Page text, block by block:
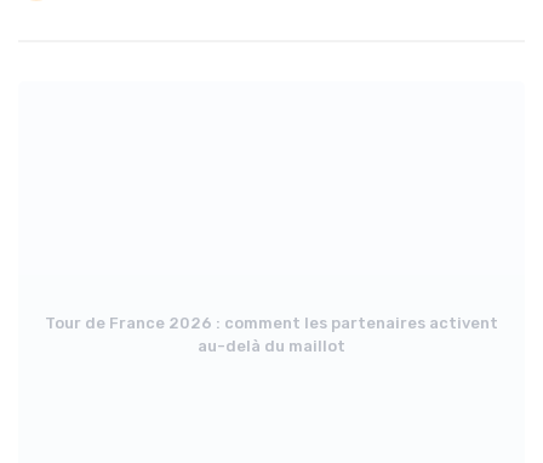
Tour de France 2026 : comment les partenaires activent
au-delà du maillot